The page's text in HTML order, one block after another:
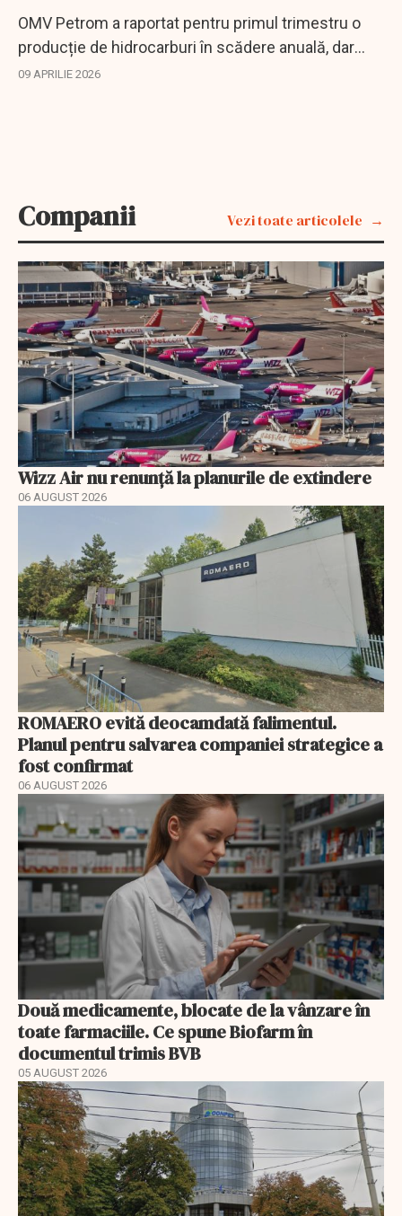
OMV Petrom a raportat pentru primul trimestru o
producție de hidrocarburi în scădere anuală, dar
ușor în creștere față de trimestrul anterior, pe
09 APRILIE 2026
Companii Vezi toate articolele
Wizz Air nu renunță la planurile de extindere
06 AUGUST 2026
ROMAERO evită deocamdată falimentul.
Planul pentru salvarea companiei strategice a
fost confirmat
06 AUGUST 2026
Două medicamente, blocate de la vânzare în
toate farmaciile. Ce spune Biofarm în
documentul trimis BVB
05 AUGUST 2026